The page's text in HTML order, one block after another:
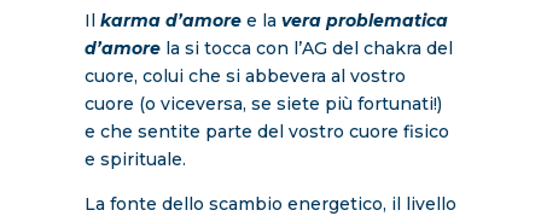
Il karma d’amoree la vera problematica
d’amorela si tocca con l’AG del chakra del
cuore, colui che si abbevera al vostro
cuore (o viceversa, se siete più fortunati!)
e che sentite parte del vostro cuore fisico
e spirituale.
La fonte dello scambio energetico, il livello